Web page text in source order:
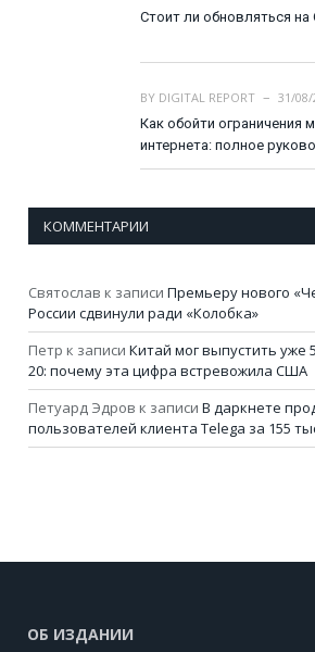
Стоит ли обновляться на
BY DIGITAL REPORT
31/08/
Как обойти ограничения
интернета: полное
КОММЕНТАРИИ
Святослав к записи Премьеру нового
России сдвинули ради «Колобка»
Петр к записи Китай мог выпустить уже
20: почему эта цифра встревожила США
Петуард Эдров к записи В даркнете
пользователей клиента Telega за 155
ОБ ИЗДАНИИ